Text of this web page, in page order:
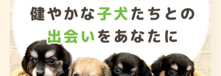
予算内で理想の子犬を見つけるためには、複数のブリー
ダーを比較し、見学や相談を重ねることが大切です。価
格に惑わされず、家族として長く健康に暮らせる子犬選
びを心がけましょう。